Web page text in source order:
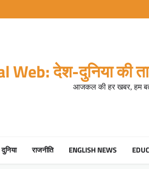
Web: देश-दुनिया की
आजकल की हर खबर, हम
दुनिया राजनीति ENGLISH NEWS